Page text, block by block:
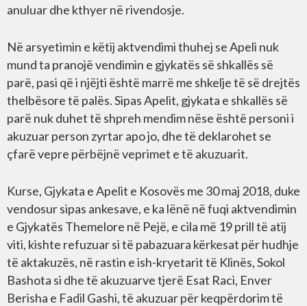
anuluar dhe kthyer në rivendosje.
Në arsyetimin e këtij aktvendimi thuhej se Apeli nuk
mund ta pranojë vendimin e gjykatës së shkallës së
parë, pasi që i njëjti është marrë me shkelje të së drejtës
thelbësore të palës. Sipas Apelit, gjykata e shkallës së
parë nuk duhet të shpreh mendim nëse është personi i
akuzuar person zyrtar apo jo, dhe të deklarohet se
çfarë vepre përbëjnë veprimet e të akuzuarit.
Kurse, Gjykata e Apelit e Kosovës me 30 maj 2018, duke
vendosur sipas ankesave, e ka lënë në fuqi aktvendimin
e Gjykatës Themelore në Pejë, e cila më 19 prill të atij
viti, kishte refuzuar si të pabazuara kërkesat për hudhje
të aktakuzës, në rastin e ish-kryetarit të Klinës, Sokol
Bashota si dhe të akuzuarve tjerë Esat Raci, Enver
Berisha e Fadil Gashi, të akuzuar për keqpërdorim të